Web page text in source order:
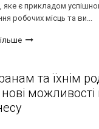
яке є прикладом
робочих місць та ви...
та їхнім
можливості